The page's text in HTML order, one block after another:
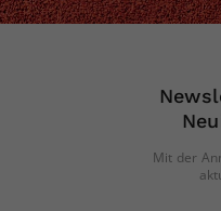
Mit der